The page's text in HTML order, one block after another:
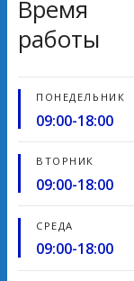
Время
работы
ПОНЕДЕЛЬНИК
09:00-18:00
ВТОРНИК
09:00-18:00
СРЕДА
09:00-18:00